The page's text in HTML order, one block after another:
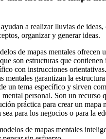
a realizar lluvias de ideas,
organizar y generar ideas.
de mapas mentales ofrecen
son estructuras que
con instrucciones
mentales garantizan la
un tema específico y sirven
mental personal. Son un recurso
práctica para crear un mapa
para los negocios o para la
de mapas mentales